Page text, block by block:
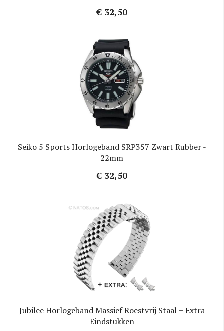
€ 32,50
Seiko 5 Sports Horlogeband SRP357 Zwart Rubber -
22mm
€ 32,50
Jubilee Horlogeband Massief Roestvrij Staal + Extra
Eindstukken